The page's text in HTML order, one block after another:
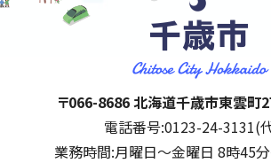
千歳市
住所:
〒066-8686 北海道千歳市東雲町
電話番号:0123-24-3131(
業務時間:月曜日～金曜日 8時45